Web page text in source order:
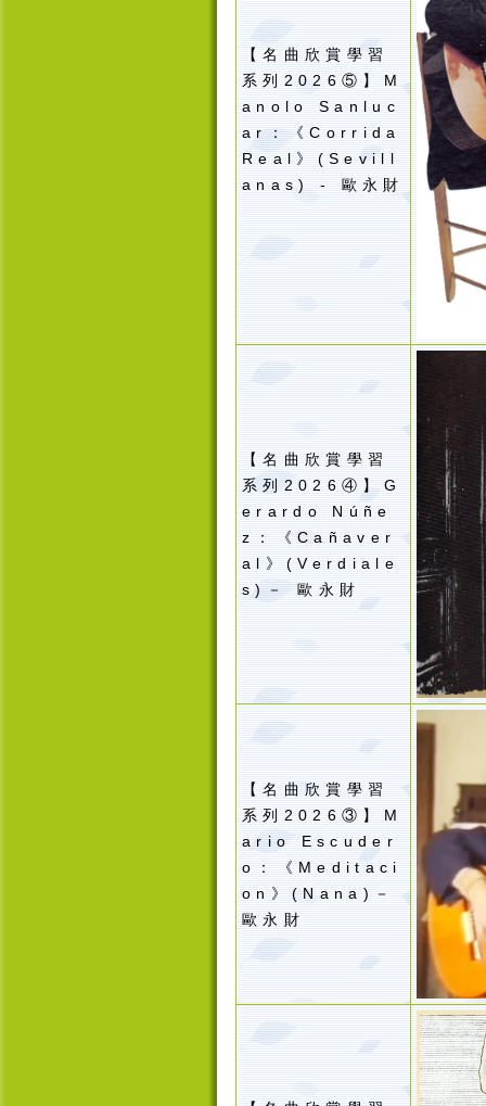
【名曲欣賞學習
系列2026⑤】M
anolo Sanluc
ar：《Corrida
Real》(Sevill
anas) - 歐永財
【名曲欣賞學習
系列2026④】G
erardo Núñe
z：《Cañaver
al》(Verdiale
s)－ 歐永財
【名曲欣賞學習
系列2026③】M
ario Escuder
o：《Meditaci
on》(Nana)－
歐永財